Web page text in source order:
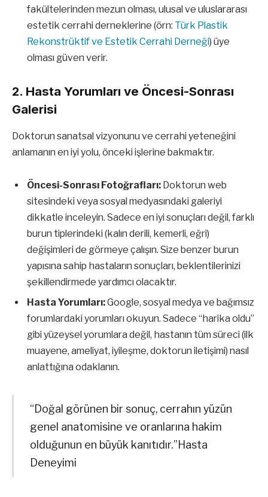
fakültelerinden mezun olması, ulusal ve uluslararası
estetik cerrahi derneklerine (örn: Türk Plastik
Rekonstrüktif ve Estetik Cerrahi Derneği) üye
olması güven verir.
2. Hasta Yorumları ve Öncesi-Sonrası
Galerisi
Doktorun sanatsal vizyonunu ve cerrahi yeteneğini
anlamanın en iyi yolu, önceki işlerine bakmaktır.
Öncesi-Sonrası Fotoğrafları: Doktorun web
sitesindeki veya sosyal medyasındaki galeriyi
dikkatle inceleyin. Sadece en iyi sonuçları değil, farklı
burun tiplerindeki (kalın derili, kemerli, eğri)
değişimleri de görmeye çalışın. Size benzer burun
yapısına sahip hastaların sonuçları, beklentilerinizi
şekillendirmede yardımcı olacaktır.
Hasta Yorumları:Google, sosyal medya ve bağımsız
forumlardaki yorumları okuyun. Sadece “harika oldu”
gibi yüzeysel yorumlara değil, hastanın tüm süreci (ilk
muayene, ameliyat, iyileşme, doktorun iletişimi) nasıl
anlattığına odaklanın.
“Doğal görünen bir sonuç, cerrahın yüzün
genel anatomisine ve oranlarına hakim
olduğunun en büyük kanıtıdır.”Hasta
Deneyimi